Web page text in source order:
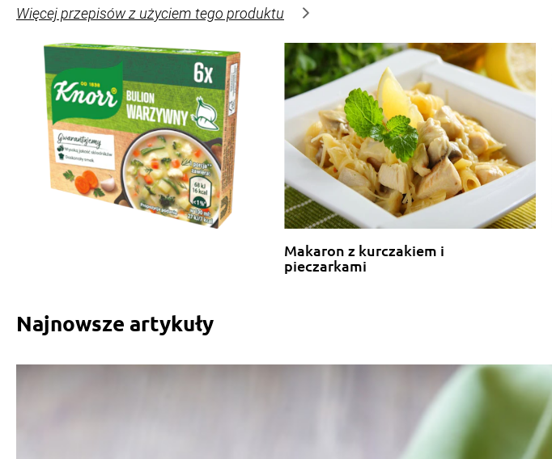
Więcej przepisów z użyciem tego produktu
Makaron z kurczakiem i
pieczarkami
Najnowsze artykuły